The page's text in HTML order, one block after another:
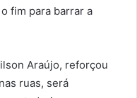
fim para barrar a
Araújo, reforçou
ruas, será